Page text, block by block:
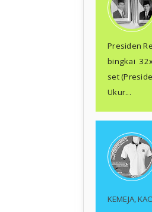
Presiden
bingkai
set
Ukur...
KEMEJA,